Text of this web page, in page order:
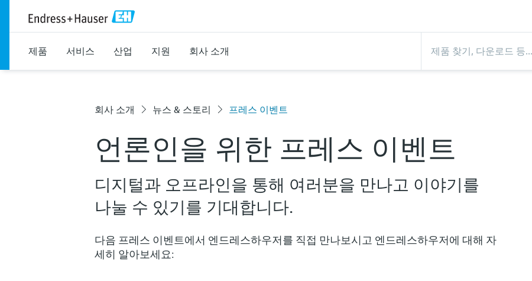
제품 서비스 산업 지원 회사 소개
회사 소개 뉴스 & 스토리 프레스 이벤트
언론인을 위한 프레스 이벤트
디지털과 오프라인을 통해 여러분을 만나고 이야기를
나눌 수 있기를 기대합니다.
다음 프레스 이벤트에서 엔드레스하우저를 직접 만나보시고 엔드레스하우저에 대해 자
세히 알아보세요: